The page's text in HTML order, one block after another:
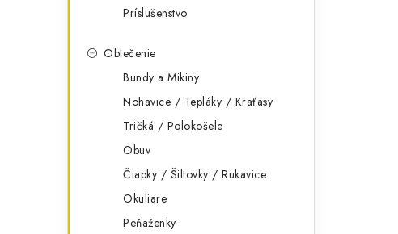
Príslušenstvo
Oblečenie
Bundy a Mikiny
Nohavice / Tepláky / Kraťasy
Tričká / Polokošele
Obuv
Čiapky / Šiltovky / Rukavice
Okuliare
Peňaženky